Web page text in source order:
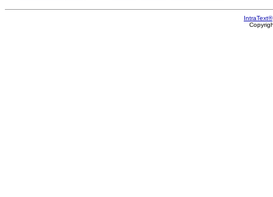
IntraText®